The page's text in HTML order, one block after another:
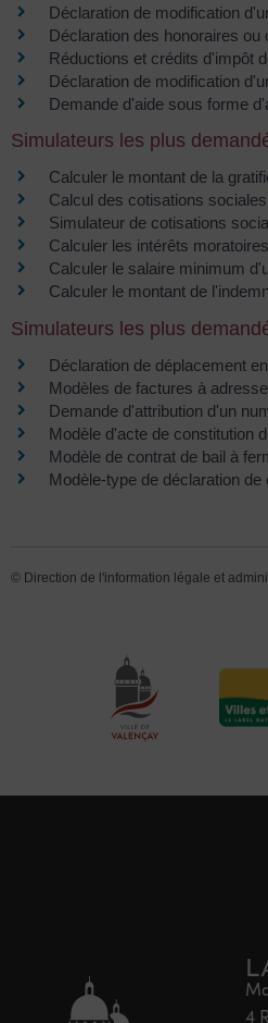
Déclaration de modification
Déclaration des honoraires ou
Réductions et crédits d'impôt
Déclaration de modification
Demande d'aide sous forme
Simulateurs les plus
Calculer le montant de la
Calcul des cotisations
Simulateur de cotisations
Calculer les intérêts
Calculer le salaire minimum
Calculer le montant de
Simulateurs les plus
Déclaration de déplacement
Modèles de factures à
Demande d'attribution d'un
Modèle d'acte de constitution
Modèle de contrat de bail à
Modèle-type de déclaration
© Direction de l'information légale et
4